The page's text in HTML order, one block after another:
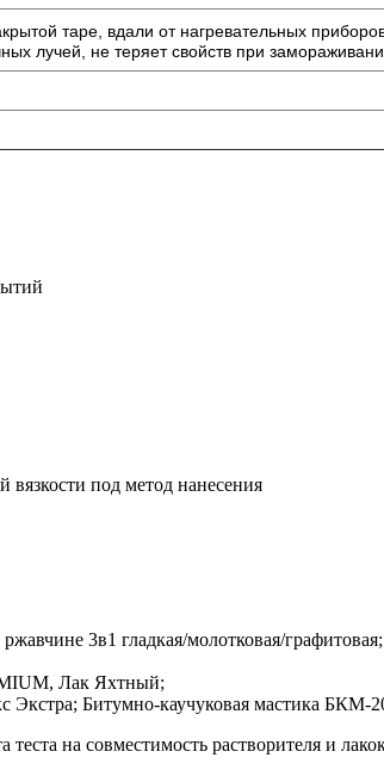
таре, вдали от нагревательных
лучей, не теряет свойств при
вязкости под метод нанесения
3в1 гладкая/молотковая/
Лак Яхтный;
Экстра; Битумно-каучуковая мастика БКМ-
на совместимость растворителя и